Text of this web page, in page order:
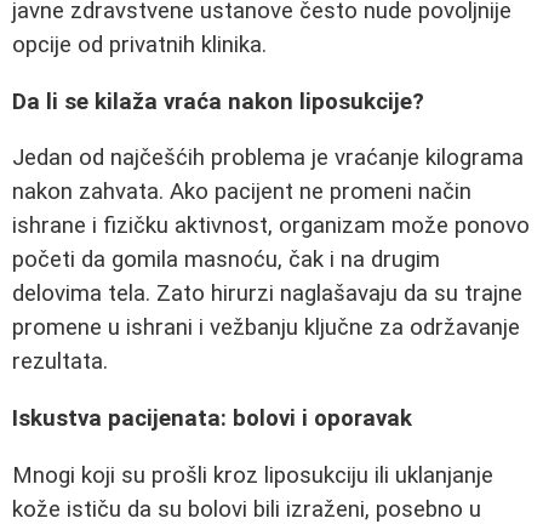
javne zdravstvene ustanove često nude povoljnije
opcije od privatnih klinika.
Da li se kilaža vraća nakon liposukcije?
Jedan od najčešćih problema je vraćanje kilograma
nakon zahvata. Ako pacijent ne promeni način
ishrane i fizičku aktivnost, organizam može ponovo
početi da gomila masnoću, čak i na drugim
delovima tela. Zato hirurzi naglašavaju da su trajne
promene u ishrani i vežbanju ključne za održavanje
rezultata.
Iskustva pacijenata: bolovi i oporavak
Mnogi koji su prošli kroz liposukciju ili uklanjanje
kože ističu da su bolovi bili izraženi, posebno u